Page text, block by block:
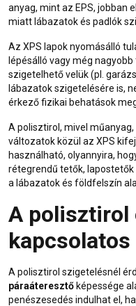
anyag, mint az EPS, jobban
miatt lábazatok és padlók
Az XPS lapok nyomásálló
lépésálló vagy még
szigetelhető velük (pl.
lábazatok szigetelésére is,
érkező fizikai behatások
A polisztirol, mivel
változatok közül az XPS
használható, olyannyira,
rétegrendű tetők,
a lábazatok és földfelszín
A polisztirol
A polisztirol szigetelésnél
páraáteresztő képessége
penészesedés indulhat el,